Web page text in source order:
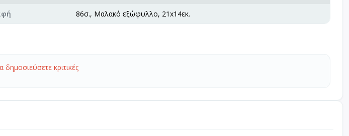
86σ., Μαλακό εξώφυλλο, 21x14εκ.
δημοσιεύσετε κριτικές